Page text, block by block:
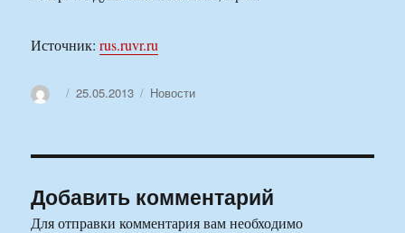
Источник:rus.ruvr.ru
АвторОпубликовано
25.05.2013 Рубрики
Новости
Добавить комментарий
Для отправки комментария вам необходимо